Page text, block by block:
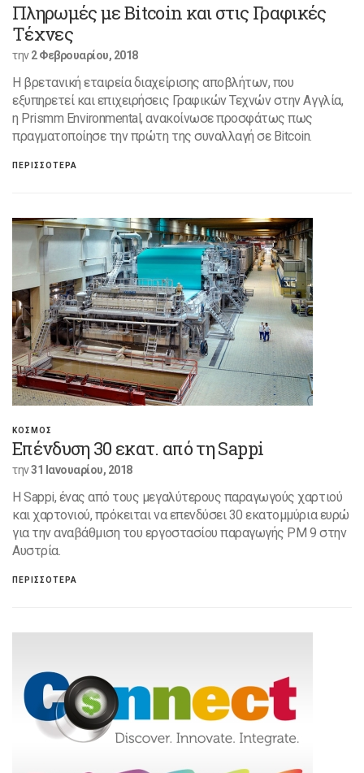
Πληρωμές με Bitcoin και στις Γραφικές
Τέχνες
την2 Φεβρουαρίου, 2018
Η βρετανική εταιρεία διαχείρισης αποβλήτων, που
εξυπηρετεί και επιχειρήσεις Γραφικών Τεχνών στην Αγγλία,
η Prismm Environmental, ανακοίνωσε προσφάτως πως
πραγματοποίησε την πρώτη της συναλλαγή σε Bitcoin.
ΠΕΡΙΣΣΟΤΕΡΑ
ΚΟΣΜΟΣ
Επένδυση 30 εκατ. από τη Sappi
την31 Ιανουαρίου, 2018
Η Sappi, ένας από τους μεγαλύτερους παραγωγούς χαρτιού
και χαρτονιού, πρόκειται να επενδύσει 30 εκατομμύρια ευρώ
για την αναβάθμιση του εργοστασίου παραγωγής PM 9 στην
Αυστρία.
ΠΕΡΙΣΣΟΤΕΡΑ